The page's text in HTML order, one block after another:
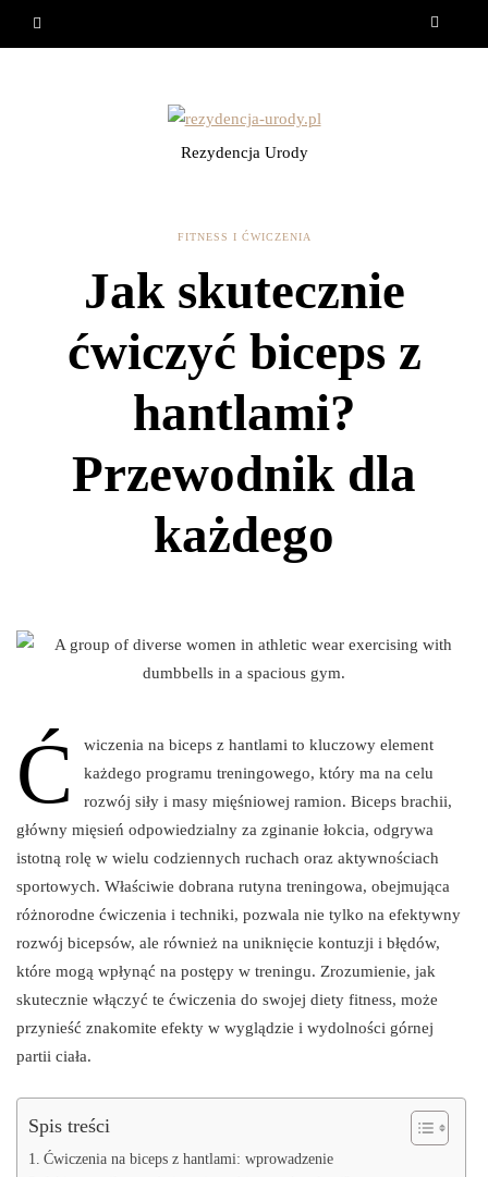
Rezydencja Urody
FITNESS I ĆWICZENIA
Jak skutecznie
ćwiczyć biceps z
hantlami?
Przewodnik dla
każdego
Ć
wiczenia na biceps z hantlami to kluczowy element
każdego programu treningowego, który ma na celu
rozwój siły i masy mięśniowej ramion. Biceps brachii,
główny mięsień odpowiedzialny za zginanie łokcia, odgrywa
istotną rolę w wielu codziennych ruchach oraz aktywnościach
sportowych. Właściwie dobrana rutyna treningowa, obejmująca
różnorodne ćwiczenia i techniki, pozwala nie tylko na efektywny
rozwój bicepsów, ale również na uniknięcie kontuzji i błędów,
które mogą wpłynąć na postępy w treningu. Zrozumienie, jak
skutecznie włączyć te ćwiczenia do swojej diety fitness, może
przynieść znakomite efekty w wyglądzie i wydolności górnej
partii ciała.
Spis treści
Ćwiczenia na biceps z hantlami: wprowadzenie